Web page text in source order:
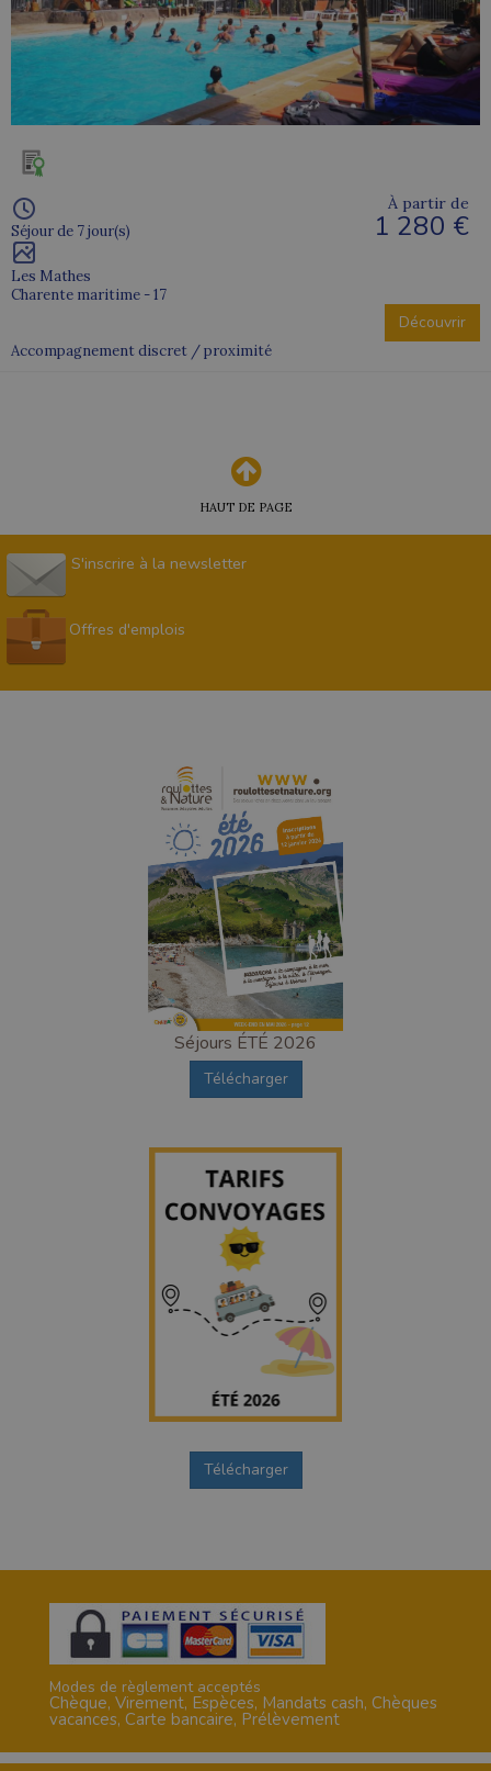
Séjour de 7 jour(s)
Les Mathes
Charente maritime - 17
À partir de
1 280 €
Découvrir
Accompagnement discret / proximité
HAUT DE PAGE
S'inscrire à la newsletter
Offres d'emplois
Séjours ÉTÉ 2026
Télécharger
Télécharger
Modes de règlement acceptés
Chèque, Virement, Espèces, Mandats cash, Chèques
vacances, Carte bancaire, Prélèvement